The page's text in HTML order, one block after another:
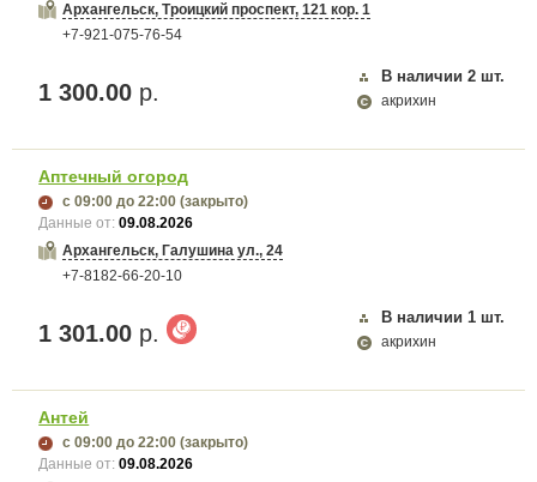
Архангельск, Троицкий проспект, 121 кор. 1
+7-921-075-76-54
1 300.00 р.
В наличии 2 шт.
акрихин
Аптечный огород
с 09:00 до 22:00 (закрыто)
Данные от:09.08.2026
Архангельск, Галушина ул., 24
+7-8182-66-20-10
1 301.00 р.
В наличии 1 шт.
акрихин
Антей
с 09:00 до 22:00 (закрыто)
Данные от:09.08.2026